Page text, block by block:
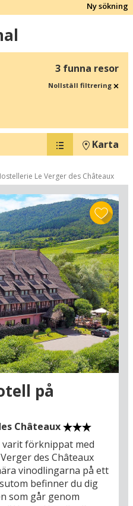
Ny sökning
3 funna resor
Nollställ filtrering
Karta
Le Verger des Châteaux
på
Châteaux
varit förknippat med
des Châteaux
vinodlingarna på ett
befinner du dig
som går genom